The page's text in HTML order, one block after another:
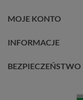
MOJE KONTO
INFORMACJE
BEZPIECZEŃSTWO